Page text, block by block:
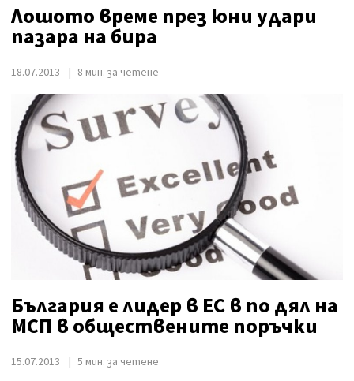
Лошото време през юни удари
пазара на бира
18.07.2013 8 мин. за четене
България е лидер в ЕС в по дял на
МСП в обществените поръчки
15.07.2013 5 мин. за четене